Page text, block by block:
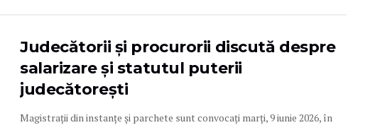
Judecătorii și procurorii discută despre
salarizare și statutul puterii
judecătorești
Magistrații din instanțe și parchete sunt convocați marți, 9 iunie 2026, în